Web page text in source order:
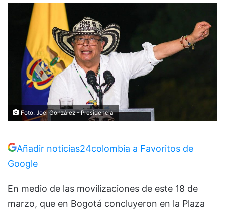
Foto: Joel González - Presidencia
Añadir noticias24colombia a Favoritos de
Google
En medio de las movilizaciones de este 18 de
marzo, que en Bogotá concluyeron en la Plaza